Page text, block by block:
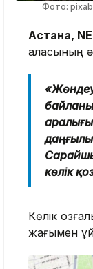
Фото:
Астана,
қаласының
көлік
Көлік
жағымен